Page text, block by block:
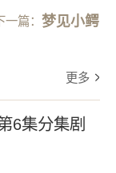
一篇：梦见小鳄
更多
6集分集剧